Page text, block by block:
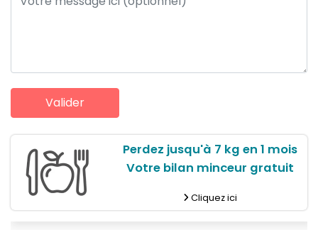
Perdez jusqu'à 7 kg en 1 mois
Votre bilan minceur gratuit
Cliquez ici